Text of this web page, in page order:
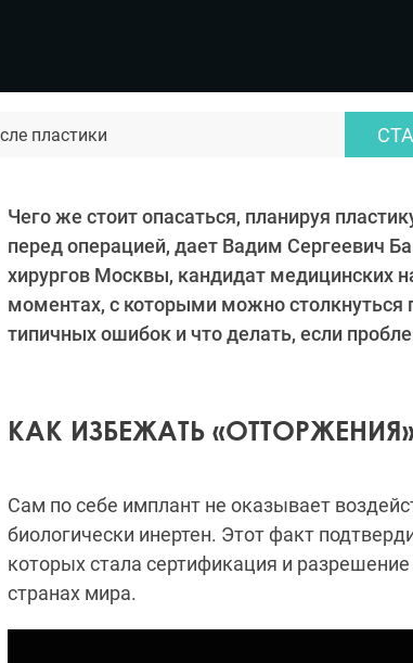
пластики
Чего же стоит опасаться, планируя
перед операцией, дает Вадим Сергеевич
хирургов Москвы, кандидат медицинских
моментах, с которыми можно
типичных ошибок и что делать, если
КАК ИЗБЕЖАТЬ
Сам по себе имплант не оказывает
биологически инертен. Этот факт
которых стала сертификация и
странах мира.